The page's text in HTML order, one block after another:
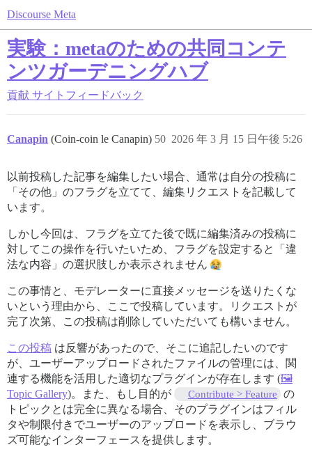
Discourse Meta
実験：metaのための共同コンテ
ンツガーデニングハブ
貢献 サイトフィードバック
Canapin (Coin-coin le Canapin) 2026 年 3 月 15 日午後 5:26
50
以前投稿した記事を編集したい場合、通常は自分の投稿に
「その他」のフラグを立てて、編集リクエストを記載して
います。
しかし今回は、フラグを立てた後で既に編集済みの投稿に
対してこの操作を行いたいため、フラグを設定すると「違
法な内容」の選択肢しか表示されません
この事情と、モデレーターに直接メッセージを送りたくな
いという理由から、ここで投稿しています。リクエストが
完了次第、この投稿は削除していただいても構いません。
この投稿 は反響があったので、そこに追記したいのです
が、ユーザーアップロードされたファイルの管理には、関
連する機能を活用した適切なプラグインが存在します (🖼️
Topic Gallery)。また、もし目的が Contribute > Feature
の
トピックとは完全に異なる場合、そのプラグインはフィル
タや制限付きでユーザーのアップロードを表示し、ブラウ
ズ可能なインターフェースを提供します。